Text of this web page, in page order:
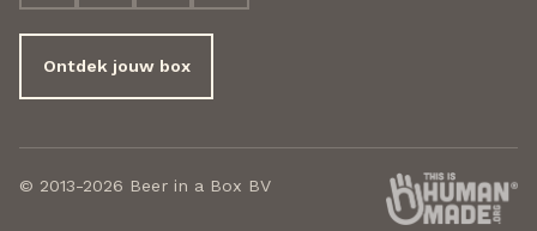
Ontdek jouw box
© 2013-2026 Beer in a Box BV